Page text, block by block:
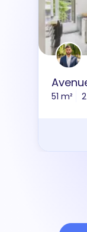
51 m²